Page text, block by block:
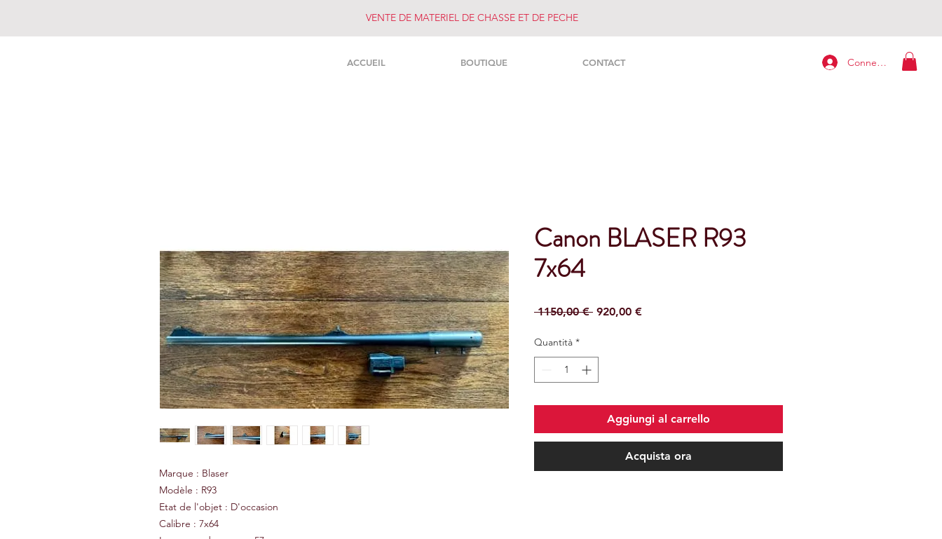
Connexion
VENTE DE MATERIEL DE CHASSE ET DE PECHE
ACCUEIL BOUTIQUE CONTACT
Marque : Blaser
Modèle : R93
Etat de l'objet : D'occasion
Calibre : 7x64
Canon BLASER R93
7x64
1150,00 € Prezzo
920,00 €Prezzo
Quantità *
Aggiungi al carrello
Acquista ora